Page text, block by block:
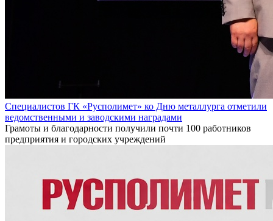
Специалистов ГК «Русполимет» ко Дню металлурга отметили
ведомственными и заводскими наградами
Грамоты и благодарности получили почти 100 работников
предприятия и городских учреждений